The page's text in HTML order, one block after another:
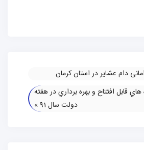
دام عشایر در استان کرمان
قابل افتتاح و بهره برداري در هفته
دولت سال 91
»